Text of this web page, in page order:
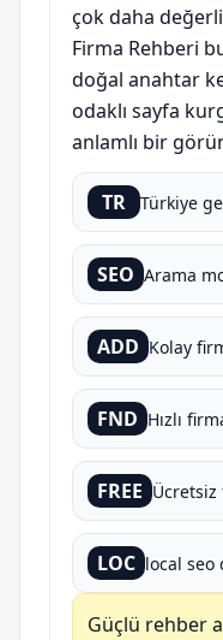
çok daha
Firma Rehberi
doğal anahtar
odaklı sayfa
anlamlı bir
TR Türkiye
SEO Arama
ADD Kolay
FND Hızlı
FREE Ücretsiz
LOC local seo
Güçlü rehber